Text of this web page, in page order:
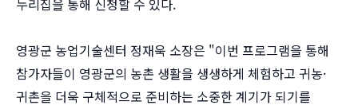
누리집을 통해 신청할 수 있다.
영광군 농업기술센터 정재욱 소장은 "이번 프로그램을 통해
참가자들이 영광군의 농촌 생활을 생생하게 체험하고 귀농·
귀촌을 더욱 구체적으로 준비하는 소중한 계기가 되기를